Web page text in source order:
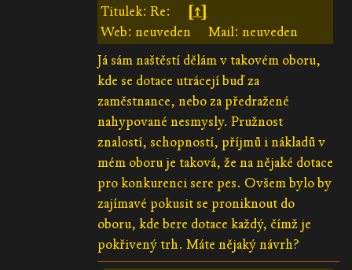
Titulek: Re:
[↑]
Web: neuveden
Mail: neuveden
Já sám naštěstí dělám v takovém oboru,
kde se dotace utrácejí buď za
zaměstnance, nebo za předražené
nahypované nesmysly. Pružnost
znalostí, schopností, příjmů i nákladů v
mém oboru je taková, že na nějaké dotace
pro konkurenci sere pes. Ovšem bylo by
zajímavé pokusit se proniknout do
oboru, kde bere dotace každý, čímž je
pokřivený trh. Máte nějaký návrh?